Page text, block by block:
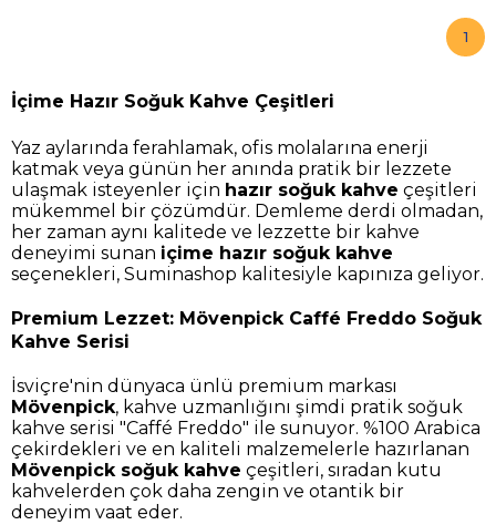
1
İçime Hazır Soğuk Kahve Çeşitleri
Yaz aylarında ferahlamak, ofis molalarına enerji
katmak veya günün her anında pratik bir lezzete
ulaşmak isteyenler için hazır soğuk kahve çeşitleri
mükemmel bir çözümdür. Demleme derdi olmadan,
her zaman aynı kalitede ve lezzette bir kahve
deneyimi sunan içime hazır soğuk kahve
seçenekleri, Suminashop kalitesiyle kapınıza geliyor.
Premium Lezzet: Mövenpick Caffé Freddo Soğuk
Kahve Serisi
İsviçre'nin dünyaca ünlü premium markası
Mövenpick, kahve uzmanlığını şimdi pratik soğuk
kahve serisi "Caffé Freddo" ile sunuyor. %100 Arabica
çekirdekleri ve en kaliteli malzemelerle hazırlanan
Mövenpick soğuk kahve çeşitleri, sıradan kutu
kahvelerden çok daha zengin ve otantik bir
deneyim vaat eder.